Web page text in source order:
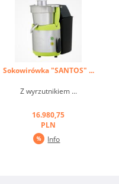
Sokowirówka "SANTOS" ...
Z wyrzutnikiem ...
16.980,75
PLN
Info